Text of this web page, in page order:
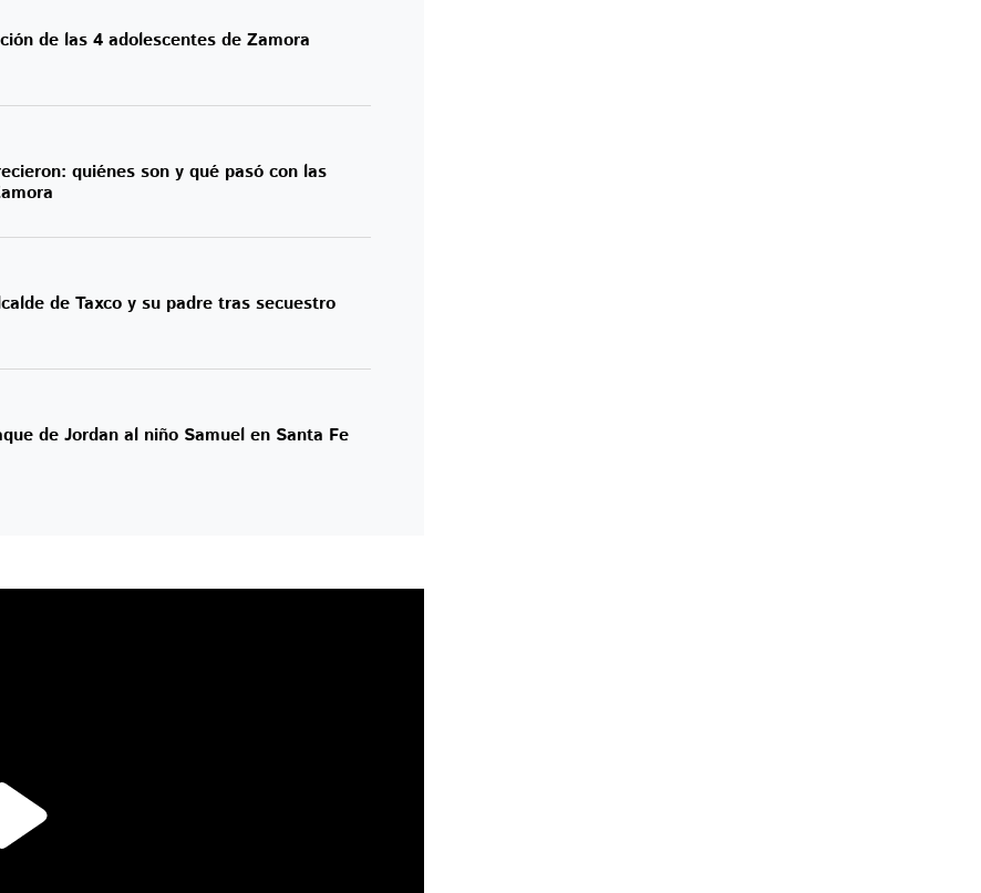
de las 4 adolescentes de Zamora
quiénes son y qué pasó con las
de Taxco y su padre tras secuestro
de Jordan al niño Samuel en Santa Fe